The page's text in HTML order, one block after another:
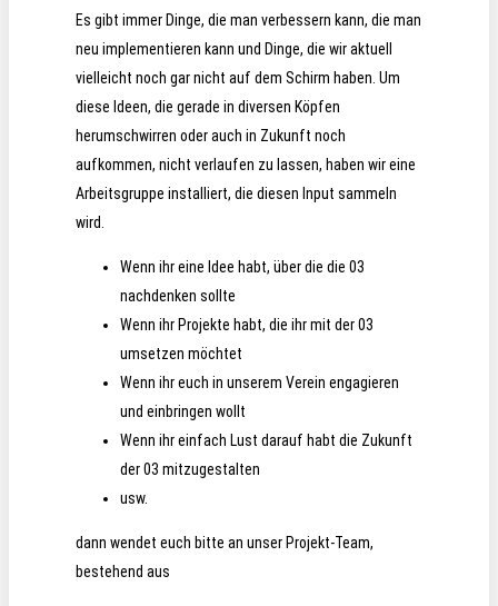
Es gibt immer Dinge, die man verbessern kann, die man
neu implementieren kann und Dinge, die wir aktuell
vielleicht noch gar nicht auf dem Schirm haben. Um
diese Ideen, die gerade in diversen Köpfen
herumschwirren oder auch in Zukunft noch
aufkommen, nicht verlaufen zu lassen, haben wir eine
Arbeitsgruppe installiert, die diesen Input sammeln
wird.
Wenn ihr eine Idee habt, über die die 03
nachdenken sollte
Wenn ihr Projekte habt, die ihr mit der 03
umsetzen möchtet
Wenn ihr euch in unserem Verein engagieren
und einbringen wollt
Wenn ihr einfach Lust darauf habt die Zukunft
der 03 mitzugestalten
usw.
dann wendet euch bitte an unser Projekt-Team,
bestehend aus